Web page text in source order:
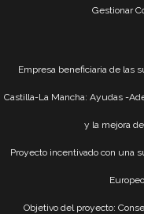
Gestionar
Empresa beneficiaria de las
Castilla-La Mancha: Ayudas -
y la mejora
Proyecto incentivado con una
Objetivo del proyecto: